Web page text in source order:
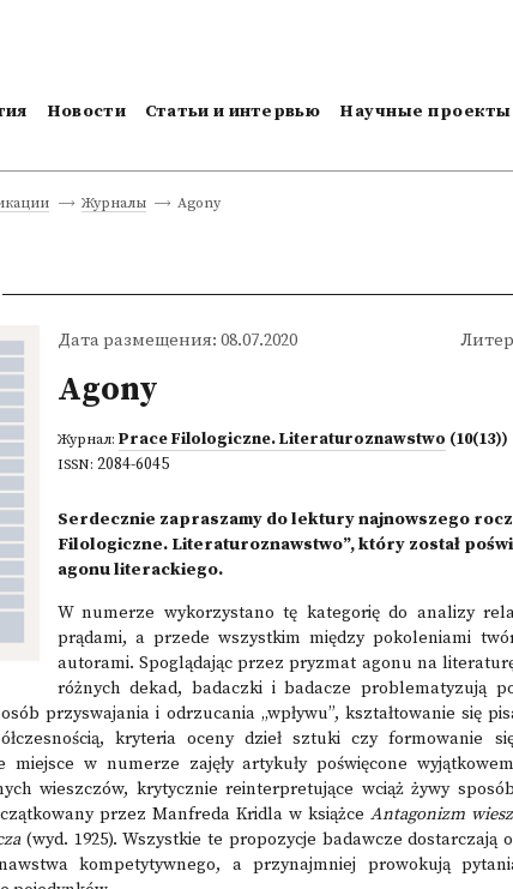
Новости Статьи и интервью Научные проекты
Журналы Agony
Дата размещения: 08.07.2020
Agony
Журнал: Prace Filologiczne. Literaturoznawstwo (10(13))
ISSN: 2084-6045
Serdecznie zapraszamy do lektury najnowszego
Filologiczne. Literaturoznawstwo”, który został
agonu literackiego.
W numerze wykorzystano tę kategorię do analizy
prądami, a przede wszystkim między pokoleniami
autorami. Spoglądając przez pryzmat agonu na
różnych dekad, badaczki i badacze problematyzują
przyswajania i odrzucania „wpływu”, kształtowanie się
kryteria oceny dzieł sztuki czy formowanie
miejsce w numerze zajęły artykuły poświęcone
wieszczów, krytycznie reinterpretujące wciąż żywy
przez Manfreda Kridla w książce Antagonizm
(wyd. 1925). Wszystkie te propozycje badawcze dostarczają
kompetytywnego, a przynajmniej prowokują